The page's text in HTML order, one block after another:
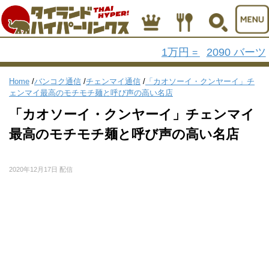
1万円 = 2090 バーツ
Home /バンコク通信 /チェンマイ通信 / 「カオソーイ・クンヤーイ」チ
ェンマイ最高のモチモチ麺と呼び声の高い名店
「カオソーイ・クンヤーイ」チェンマイ
最高のモチモチ麺と呼び声の高い名店
2020年12月17日 配信